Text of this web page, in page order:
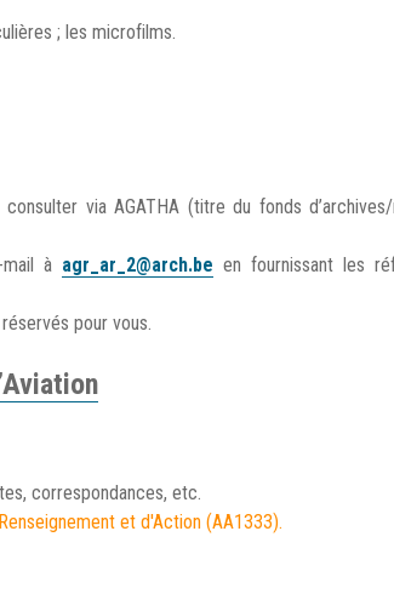
; les microfilms.
via AGATHA (titre du fonds d’archives/
à agr_ar_2@arch.be en fournissant les
pour vous.
correspondances, etc.
et d'Action (AA1333).